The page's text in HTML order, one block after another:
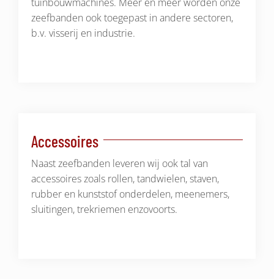
zeefbanden ook toegepast in andere sectoren,
b.v. visserij en industrie.
Accessoires
Naast zeefbanden leveren wij ook tal van
accessoires zoals rollen, tandwielen, staven,
rubber en kunststof onderdelen, meenemers,
sluitingen, trekriemen enzovoorts.